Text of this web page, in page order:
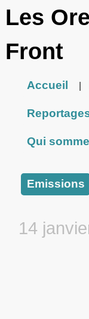
Les
Front
Accueil
Qui
Emissions
14